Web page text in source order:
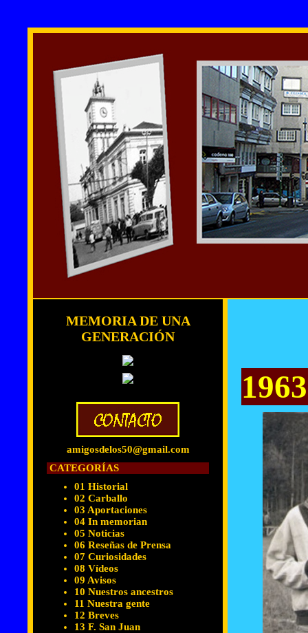
MEMORIA DE UNA
GENERACIÓN
amigosdelos50@gmail.com
CATEGORÍAS
01 Historial
02 Carballo
03 Aportaciones
04 In memorian
05 Noticias
06 Reseñas de Prensa
07 Curiosidades
08 Vídeos
09 Avisos
10 Nuestros ancestros
11 Nuestra gente
12 Breves
13 F. San Juan